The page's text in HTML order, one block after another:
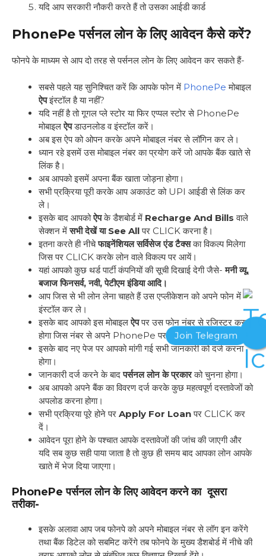
यदि आप सरकारी नौकरी करते हैं तो उसका आईडी कार्ड
PhonePe पर्सनल लोन के लिए आवेदन कैसे करें?
फोनपे के माध्यम से आप दो तरह से पर्सनल लोन के लिए आवेदन कर सकते हैं-
सबसे पहले यह सुनिश्चित करें कि आपके फोन में PhonePe मोबाइल
ऐपइंस्टॉल है या नहीं?
यदि नहीं है तो गूगल प्ले स्टोर या फिर एप्पल स्टोर से PhonePe
मोबाइलऐपडाउनलोड व इंस्टॉल करें।
अब इस ऐप को ओपन करके अपने मोबाइल नंबर से लॉगिन कर ले।
ध्यान रहे इसमें उस मोबाइल नंबर का प्रयोग करें जो आपके बैंक खाते से
लिंक है।
अब आपको इसमें अपना बैंक खाता जोड़ना होगा।
सभी प्रक्रिया पूरी करके आप अकाउंट को UPI आईडी से लिंक कर
ले।
इसके बाद आपकोऐपके डैशबोर्ड में Recharge And Bills वाले
सेक्शन मेंसभी देखें याSee Allपर CLICK करना है।
इतना करते ही नीचेफाइनेंशियल सर्विसेज एंड टैक्सका विकल्प मिलेगा
जिस पर CLICK करके लोन वाले विकल्प पर आयें।
यहां आपको कुछ थर्ड पार्टी कंपनियों की सूची दिखाई देगी जैसे-मनी व्यू,
बजाज फिनसर्व, नवी, पेटीएम इंडिया आदि।
आप जिस से भी लोन लेना चाहते हैं उस एप्लीकेशन को अपने फोन में
इंस्टॉल कर ले।
इसके बाद आपको इस मोबाइलऐपपर उस फोन नंबर से रजिस्टर करना
होगा जिस नंबर से अपने PhonePe पर अपनी आईडी बनाई थी।
इसके बाद नए पेज पर आपको मांगी गई सभी जानकारी को दर्ज करना
होगा।
जानकारी दर्ज करने के बादपर्सनल लोन के प्रकारको चुनना होगा।
अब आपको अपने बैंक का विवरण दर्ज करके कुछ महत्वपूर्ण दस्तावेजों को
अपलोड करना होगा।
सभी प्रक्रिया पूरे होने पर Apply For Loanपर CLICK कर
दें।
आवेदन पूरा होने के पश्चात आपके दस्तावेजों की जांच की जाएगी और
यदि सब कुछ सही पाया जाता है तो कुछ ही समय बाद आपका लोन आपके
खाते में भेज दिया जाएगा।
PhonePe पर्सनल लोन के लिए आवेदन करने का दूसरा
तरीका-
इसके अलावा आप जब फोनपे को अपने मोबाइल नंबर से लॉग इन करेंगे
तथा बैंक डिटेल को सबमिट करेंगे तब फोनपे के मुख्य डैशबोर्ड में नीचे की